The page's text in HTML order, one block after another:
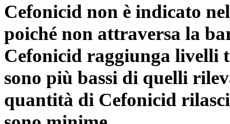
Cefonicid non è indicato
poiché non attraversa la
Cefonicid raggiunga livelli
sono più bassi di quelli
quantità di Cefonicid